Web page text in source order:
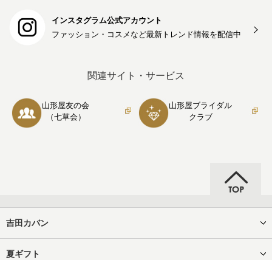
インスタグラム公式アカウント
ファッション・コスメなど最新トレンド情報を配信中
関連サイト・サービス
山形屋友の会
（七草会）
山形屋ブライダル
クラブ
吉田カバン
夏ギフト